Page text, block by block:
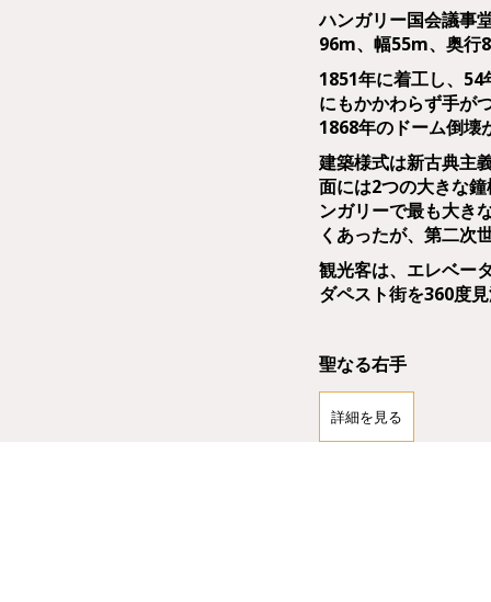
ハンガリー国会議事
96m、幅55m、奥行
1851年に着工し、
にもかかわらず手が
1868年のドーム倒壊
建築様式は新古典主
面には2つの大きな
ンガリーで最も大き
くあったが、第二次
観光客は、エレベー
ダペスト街を360度
聖なる右手
1083年に列聖された
管されています。
てから各地を転々と
詳細を見る